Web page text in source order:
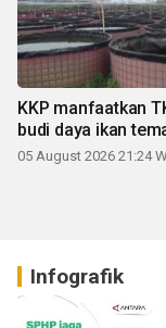
KKP manfaatkan
budi daya ikan
05 August 2026 21:24
Infografik